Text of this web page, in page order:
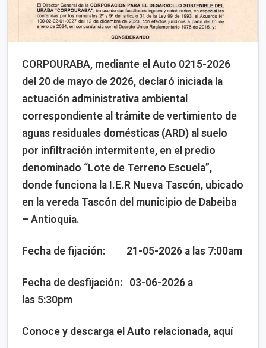
CORPOURABA, mediante el Auto 0215-2026
del 20 de mayo de 2026, declaró iniciada la
actuación administrativa ambiental
correspondiente al trámite de vertimiento de
aguas residuales domésticas (ARD) al suelo
por infiltración intermitente, en el predio
denominado “Lote de Terreno Escuela”,
donde funciona la I.E.R Nueva Tascón, ubicado
en la vereda Tascón del municipio de Dabeiba
– Antioquia.
Fecha de fijación: 21-05-2026 a las 7:00am
Fecha de desfijación: 03-06-2026 a
las 5:30pm
Conoce y descarga el Auto relacionada, aquí